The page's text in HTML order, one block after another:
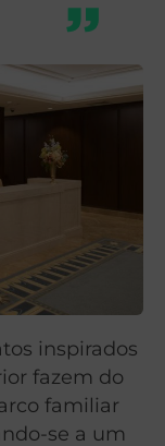
inspirados
fazem do
familiar
se a um